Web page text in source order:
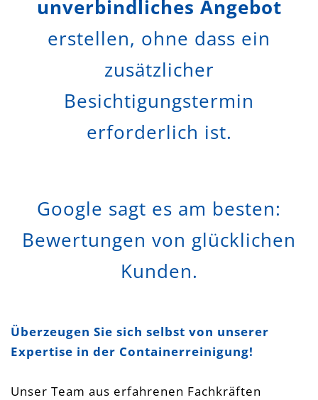
unverbindliches Angebot
erstellen, ohne dass ein
zusätzlicher
Besichtigungstermin
erforderlich ist.
Google sagt es am besten:
Bewertungen von glücklichen
Kunden.
Überzeugen Sie sich selbst von unserer
Expertise in der Containerreinigung!
Unser Team aus erfahrenen Fachkräften